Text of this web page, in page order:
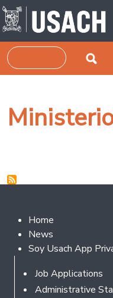
Skip to main content
Search
Footer 2
Home
News
Soy Usach App
Footer
Job Applications
Administrative